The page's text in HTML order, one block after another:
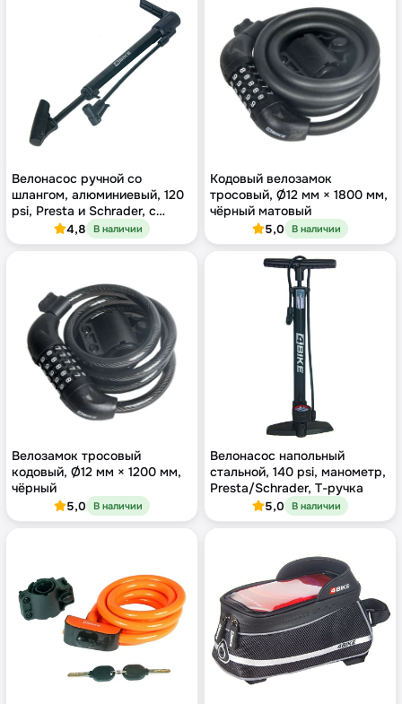
Велонасос ручной со
шлангом, алюминиевый, 120
psi, Presta и Schrader, с
кронштейном
4,8 В наличии
Кодовый велозамок
тросовый, Ø12 мм × 1800 мм,
чёрный матовый
5,0 В наличии
Велозамок тросовый
кодовый, Ø12 мм × 1200 мм,
чёрный
5,0 В наличии
Велонасос напольный
стальной, 140 psi, манометр,
Presta/Schrader, Т-ручка
5,0 В наличии